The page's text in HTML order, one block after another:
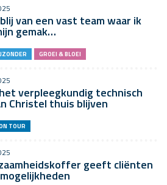
van een vast team waar ik
gemak…
GROEI & BLOEI
verpleegkundig technisch
Christel thuis blijven
TOUR
geeft cliënten